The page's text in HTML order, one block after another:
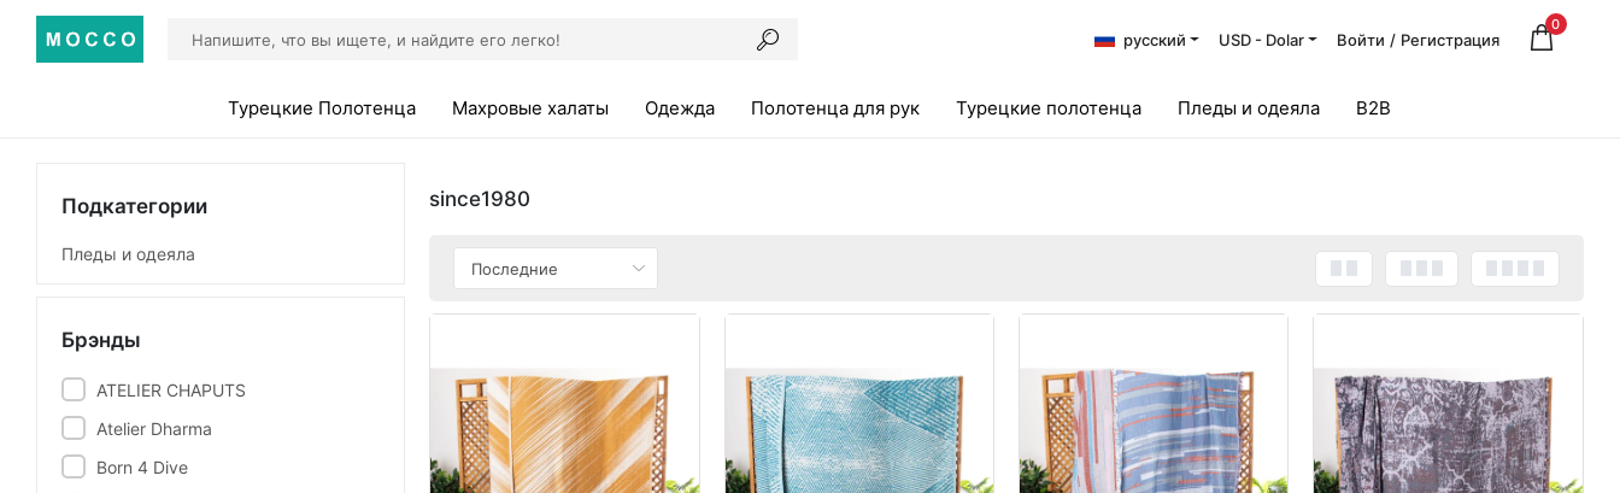
русский USD - Dolar Войти / Регистрация
0
Турецкие Полотенца Махровые халаты Одежда Полотенца для рук Турецкие полотенца Пледы и одеяла B2B
Подкатегории
Пледы и одеяла
Брэнды
ATELIER CHAPUTS
Atelier Dharma
Born 4 Dive
since1980